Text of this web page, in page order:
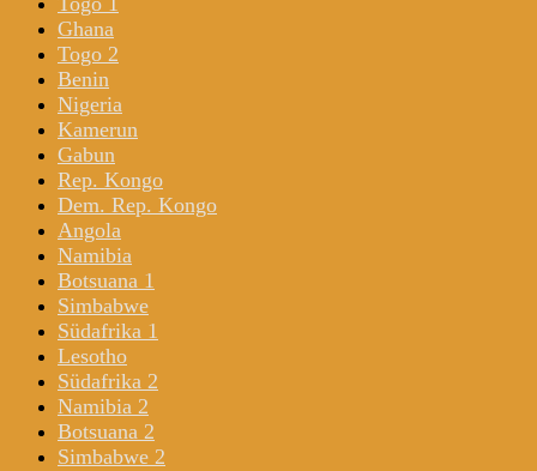
Ghana
Togo 2
Benin
Nigeria
Kamerun
Gabun
Rep. Kongo
Dem. Rep. Kongo
Angola
Namibia
Botsuana 1
Simbabwe
Südafrika 1
Lesotho
Südafrika 2
Namibia 2
Botsuana 2
Simbabwe 2